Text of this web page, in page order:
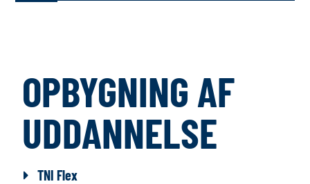
OPBYGNING AF
UDDANNELSE
TNI Flex